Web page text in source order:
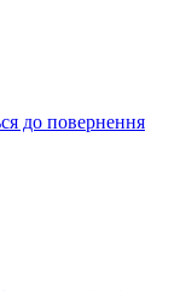
до повернення